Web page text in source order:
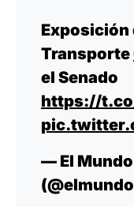
Exposición
Transporte
el Senado
https://
— El